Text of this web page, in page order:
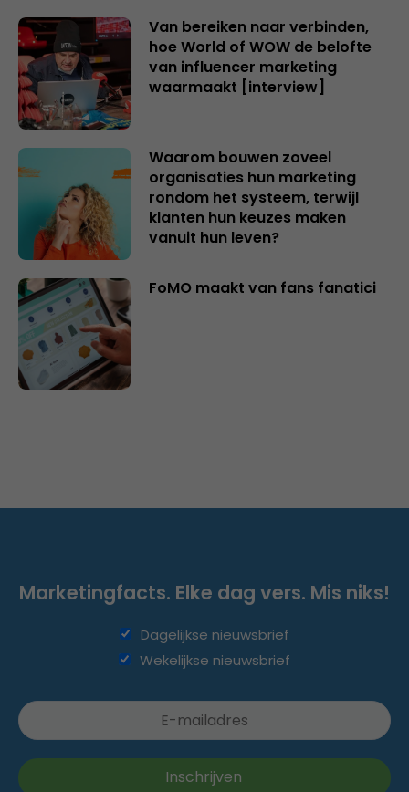
Van bereiken naar verbinden,
hoe World of WOW de belofte
van influencer marketing
waarmaakt [interview]
Waarom bouwen zoveel
organisaties hun marketing
rondom het systeem, terwijl
klanten hun keuzes maken
vanuit hun leven?
FoMO maakt van fans fanatici
Marketingfacts. Elke dag vers. Mis niks!
Dagelijkse nieuwsbrief
Wekelijkse nieuwsbrief